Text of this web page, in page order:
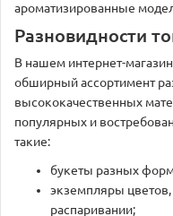
ароматизированные
Разновидности
В нашем интернет-
обширный ассортимент
высококачественных
популярных и
такие:
букеты разных
экземпляры
распаривании;